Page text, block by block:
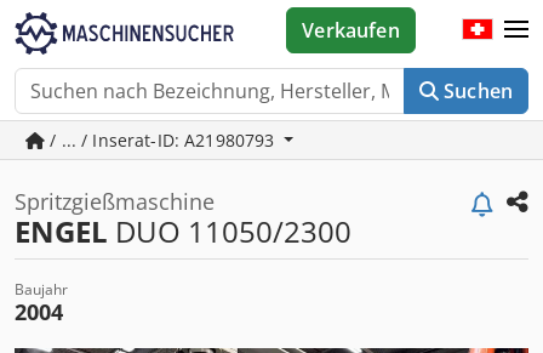
Suchen
Verkaufen
/ ... / Inserat-ID: A21980793
Spritzgießmaschine
ENGEL DUO 11050/2300
Baujahr
2004